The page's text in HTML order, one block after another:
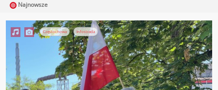
Najnowsze
Częstochowa Infostrada